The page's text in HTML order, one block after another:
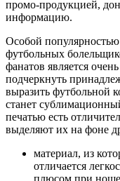
промо-продукцией,
информацию.
Особой
футбольных
фанатов является
подчеркнуть
выразить футбольной
станет
печатью есть
выделяют их на фоне
материал, из
отличается
плюсом при